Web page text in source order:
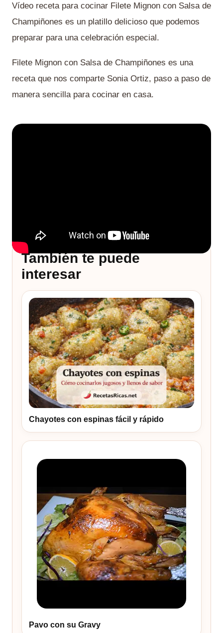
Vídeo receta para cocinar Filete Mignon con Salsa de
Champiñones es un platillo delicioso que podemos
preparar para una celebración especial.
Filete Mignon con Salsa de Champiñones es una
receta que nos comparte Sonia Ortiz, paso a paso de
manera sencilla para cocinar en casa.
También te puede
interesar
Chayotes con espinas fácil y rápido
Pavo con su Gravy